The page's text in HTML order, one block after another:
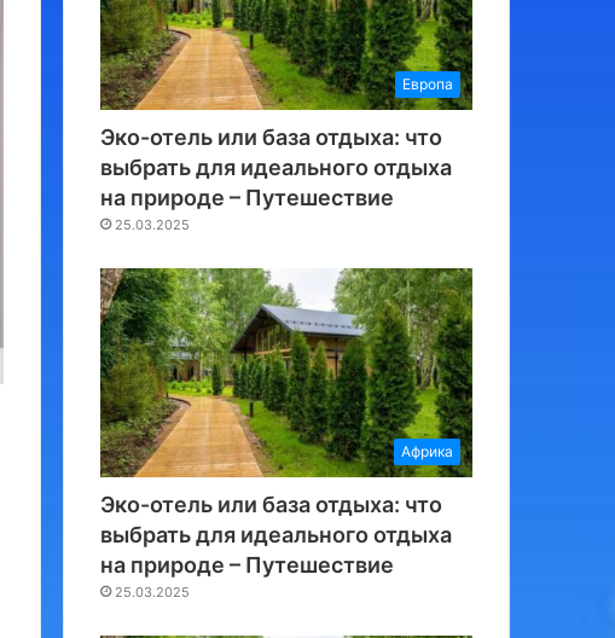
Европа
Эко-отель или база отдыха: что
выбрать для идеального отдыха
на природе – Путешествие
25.03.2025
Африка
Эко-отель или база отдыха: что
выбрать для идеального отдыха
на природе – Путешествие
25.03.2025